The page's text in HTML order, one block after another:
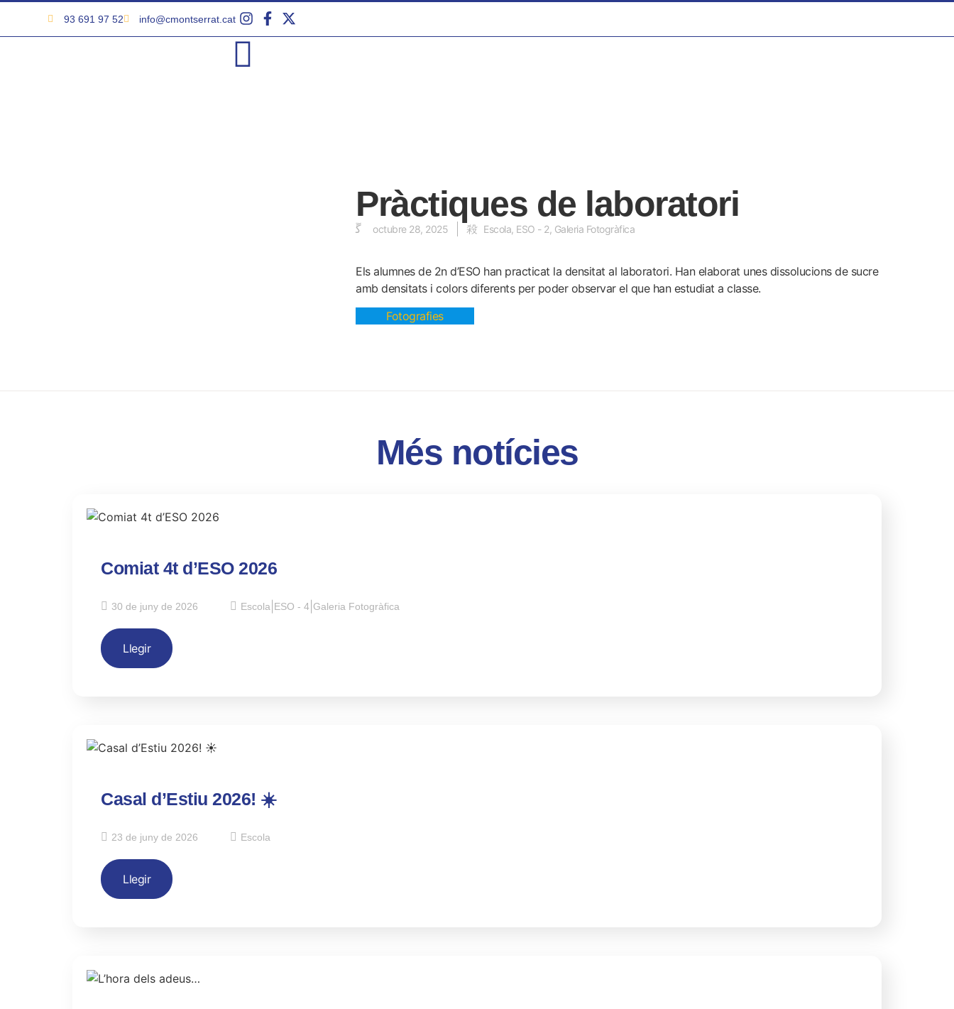
93 691 97 52 info@cmontserrat.cat
Pràctiques de laboratori
octubre 28, 2025 Escola ESO - 2 Galeria Fotogràfica
Els alumnes de 2n d’ESO han practicat la densitat al laboratori. Han elaborat unes dissolucions de sucre
amb densitats i colors diferents per poder observar el que han estudiat a classe.
Fotografies
Més notícies
Comiat 4t d’ESO 2026
30 de juny de 2026 Escola ESO - 4 Galeria Fotogràfica
Llegir
Casal d’Estiu 2026! ☀️
23 de juny de 2026 Escola
Llegir